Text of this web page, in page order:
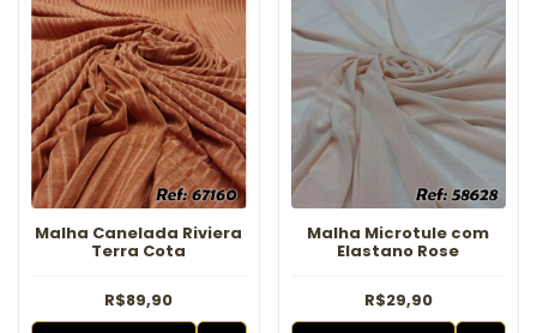
Malha Canelada Riviera
Terra Cota
R$89,90
Malha Microtule com
Elastano Rose
R$29,90